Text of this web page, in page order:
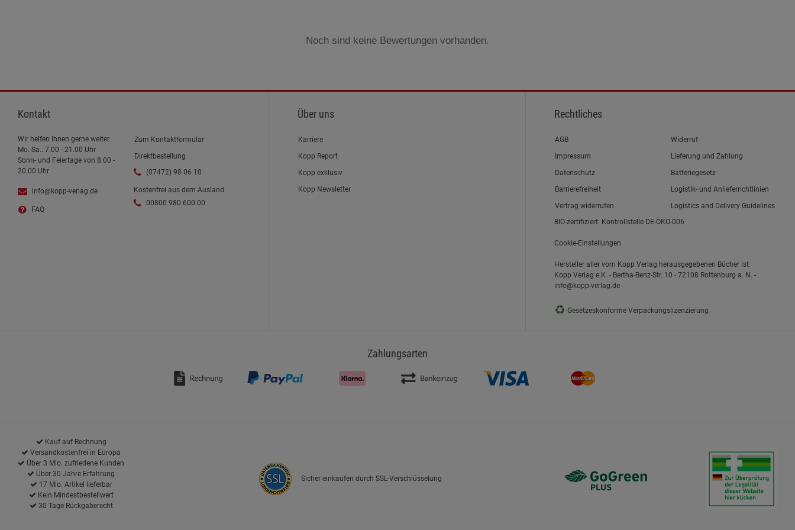
Noch sind keine Bewertungen vorhanden.
Kontakt
Wir helfen Ihnen gerne weiter.
Mo.-Sa.: 7.00 - 21.00 Uhr
Sonn- und Feiertage von 8.00 -
20.00 Uhr
info@kopp-verlag.de
FAQ
Zum Kontaktformular
Direktbestellung
(07472) 98 06 10
Kostenfrei aus dem Ausland
00800 980 600 00
Über uns
Karriere
Kopp Report
Kopp exklusiv
Kopp Newsletter
Rechtliches
Link zum/zur
AGB
Link zum/zur
Impressum
Link zum/zur
Datenschutz
Link zum/zur
Barrierefreiheit
Vertrag widerrufen
Widerruf
Lieferung und Zahlung
Batteriegesetz
Logistik- und Anlieferrichtlinien
Logistics and Delivery Guidelines
BIO-zertifiziert: Kontrollstelle DE-ÖKO-006
Cookie-Einstellungen
Hersteller aller vom Kopp Verlag herausgegebenen Bücher ist:
Kopp Verlag e.K. - Bertha-Benz-Str. 10 - 72108 Rottenburg a. N. -
info@kopp-verlag.de
♻ Gesetzeskonforme Verpackungslizenzierung
Zahlungsarten
Kauf auf Rechnung
Versandkostenfrei in Europa
Über 3 Mio. zufriedene Kunden
Über 30 Jahre Erfahrung
17 Mio. Artikel lieferbar
Kein Mindestbestellwert
30 Tage Rückgaberecht
Sicher einkaufen durch SSL-Verschlüsselung
Beschreibung Marketing Cookies